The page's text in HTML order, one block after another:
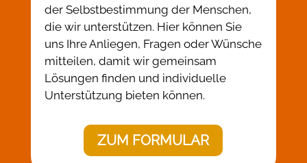
der Selbstbestimmung der Menschen,
die wir unterstützen. Hier können Sie
uns Ihre Anliegen, Fragen oder Wünsche
mitteilen, damit wir gemeinsam
Lösungen finden und individuelle
Unterstützung bieten können.
ZUM FORMULAR